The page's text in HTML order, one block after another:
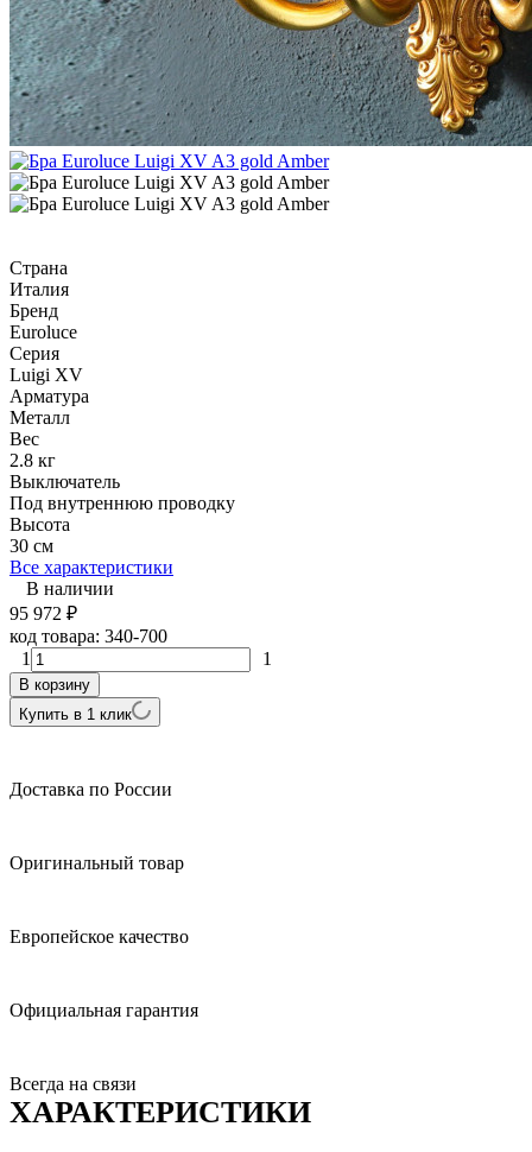
Страна
Италия
Бренд
Euroluce
Серия
Luigi XV
Арматура
Металл
Вес
2.8 кг
Выключатель
Под внутреннюю проводку
Высота
30 см
Все характеристики
В наличии
95 972 ₽
код товара: 340-700
1
1
В корзину
Купить в 1 клик
Доставка по России
Оригинальный товар
Европейское качество
Официальная гарантия
Всегда на связи
ХАРАКТЕРИСТИКИ